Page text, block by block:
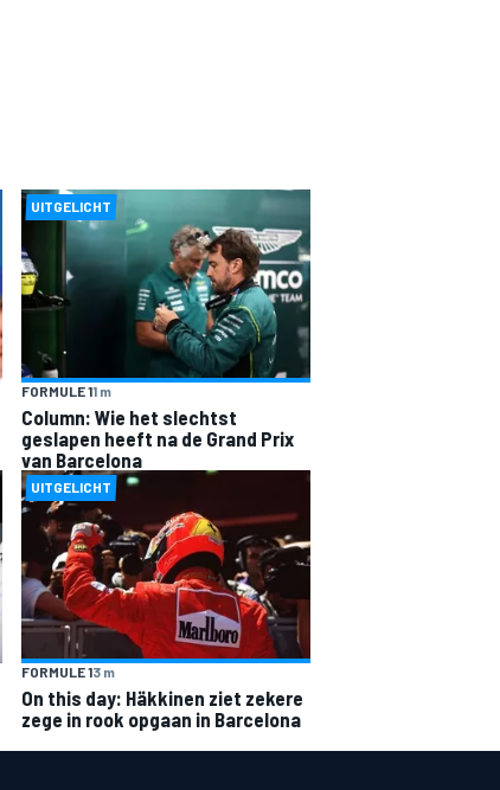
UITGELICHT
FORMULE 11 m
Column: Wie het slechtst
geslapen heeft na de Grand Prix
van Barcelona
UITGELICHT
FORMULE 13 m
On this day: Häkkinen ziet zekere
zege in rook opgaan in Barcelona